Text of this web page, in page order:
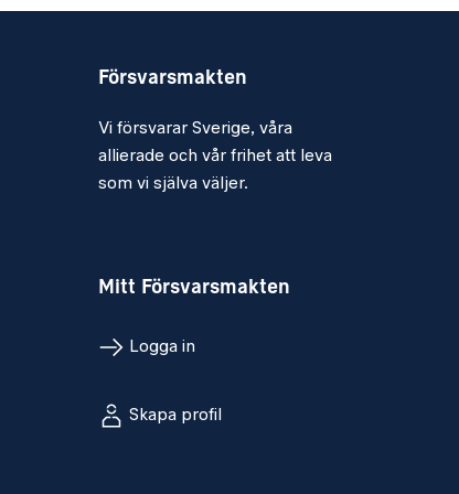
Försvarsmakten
Vi försvarar Sverige, våra
allierade och vår frihet att leva
som vi själva väljer.
Mitt Försvarsmakten
Logga in
Skapa profil